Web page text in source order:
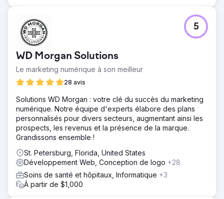
WD Morgan Solutions
Le marketing numérique à son meilleur
28 avis
5
Solutions WD Morgan : votre clé du succès du marketing
numérique. Notre équipe d'experts élabore des plans
personnalisés pour divers secteurs, augmentant ainsi les
prospects, les revenus et la présence de la marque.
Grandissons ensemble !
St. Petersburg, Florida, United States
Développement Web, Conception de logo +28
Soins de santé et hôpitaux, Informatique +3
À partir de $1,000